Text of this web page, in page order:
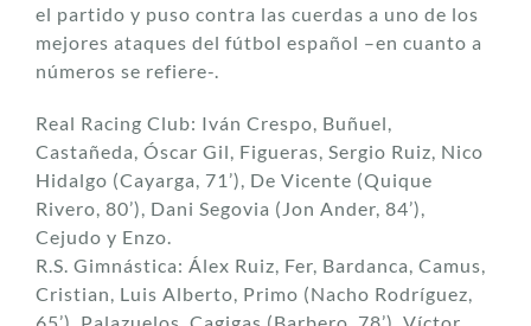
el partido y puso contra las cuerdas a uno de los
mejores ataques del fútbol español –en cuanto a
números se refiere-.
Real Racing Club: Iván Crespo, Buñuel,
Castañeda, Óscar Gil, Figueras, Sergio Ruiz, Nico
Hidalgo (Cayarga, 71’), De Vicente (Quique
Rivero, 80’), Dani Segovia (Jon Ander, 84’),
Cejudo y Enzo.
R.S. Gimnástica: Álex Ruiz, Fer, Bardanca, Camus,
Cristian, Luis Alberto, Primo (Nacho Rodríguez,
65’), Palazuelos, Cagigas (Barbero, 78’), Víctor